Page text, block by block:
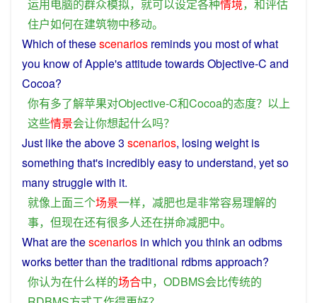
运用电脑的群众模拟， 就可以设定各种情境， 和评估
住户如何在建筑物中移动。
Which ofthesescenarios remindsyou most ofwhat
you knowofApple'sattitudetowardsObjective-C and
Cocoa?
你有多了解苹果对Objective-C和Cocoa的态度？ 以上
这些情景会让你想起什么吗？
Just liketheabove3 scenarios, losing weight is
something that's incrediblyeasyto understand, yetso
manystrugglewith it.
就像上面三个场景一样， 减肥也是非常容易理解的
事， 但现在还有很多人还在拼命减肥中。
Whatare thescenarios in which you thinkan odbms
worksbetterthan thetraditional rdbmsapproach?
你认为在什么样的场合中， ODBMS会比传统的